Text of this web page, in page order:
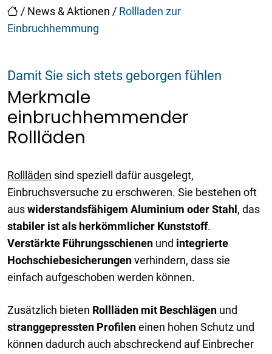
/ News & Aktionen / Rollladen zur
Einbruchhemmung
Damit Sie sich stets geborgen fühlen
Merkmale
einbruchhemmender
Rollläden
Rollläden sind speziell dafür ausgelegt,
Einbruchsversuche zu erschweren. Sie bestehen oft
auswiderstandsfähigem Aluminium oder Stahl , das
stabiler ist als herkömmlicher Kunststoff.
Verstärkte Führungsschienen und integrierte
Hochschiebesicherungenverhindern, dass sie
einfach aufgeschoben werden können.
Zusätzlich bieten Rollläden mit Beschlägen und
stranggepressten Profileneinen hohen Schutz und
können dadurch auch abschreckend auf Einbrecher